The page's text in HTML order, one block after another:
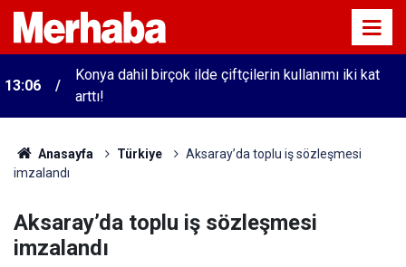
13:06
Konya dahil birçok ilde çiftçilerin kullanımı iki kat
arttı!
Anasayfa Türkiye
Aksaray’da toplu iş sözleşmesi
imzalandı
Aksaray’da toplu iş sözleşmesi
imzalandı